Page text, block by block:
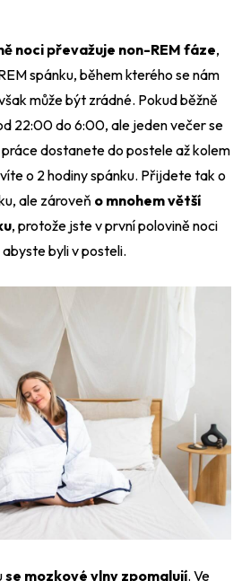
noci převažuje non-REM fáze,
spánku, během kterého se nám
může být zrádné. Pokud běžně
22:00 do 6:00, ale jeden večer se
práce dostanete do postele až kolem
o 2 hodiny spánku. Přijdete tak o
ale zároveň o mnohem větší
, protože jste v první polovině noci
byli v posteli.
se mozkové vlny zpomalují. Ve